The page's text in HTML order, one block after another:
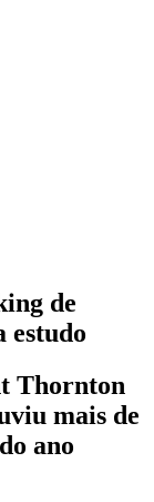
de
estudo
Thornton
mais de
ano